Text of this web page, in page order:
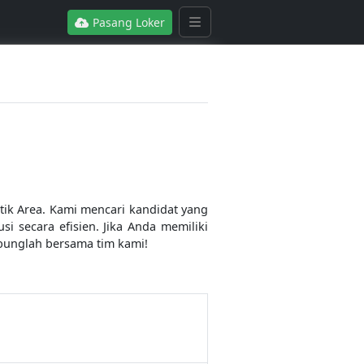
Pasang Loker
Area. Kami mencari kandidat yang
secara efisien. Jika Anda memiliki
bersama tim kami!